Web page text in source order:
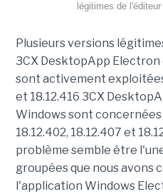
légitimes de
Plusieurs versions
3CX DesktopApp
sont activement
et 18.12.416 3CX
Windows sont concernées
18.12.402, 18.12.407 et
problème semble être
groupées que nous avons
l'application Windows